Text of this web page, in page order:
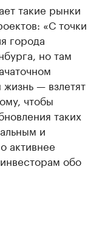
такие рынки
«С точки
города
но там
— взлетят
чтобы
таких
и
активнее
обо